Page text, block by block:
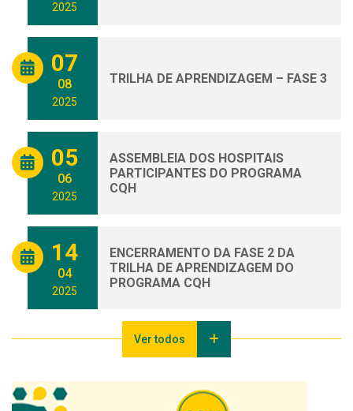
2025
07
08
2025
TRILHA DE APRENDIZAGEM – FASE 3
05
06
2025
ASSEMBLEIA DOS HOSPITAIS
PARTICIPANTES DO PROGRAMA
CQH
14
04
2025
ENCERRAMENTO DA FASE 2 DA
TRILHA DE APRENDIZAGEM DO
PROGRAMA CQH
Ver todos